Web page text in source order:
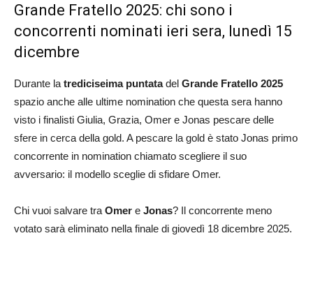
Grande Fratello 2025: chi sono i
concorrenti nominati ieri sera, lunedì 15
dicembre
Durante la trediciseima puntatadel Grande Fratello 2025
spazio anche alle ultime nomination che questa sera hanno
visto i finalisti Giulia, Grazia, Omer e Jonas pescare delle
sfere in cerca della gold. A pescare la gold è stato Jonas primo
concorrente in nomination chiamato scegliere il suo
avversario: il modello sceglie di sfidare Omer.
Chi vuoi salvare tra Omer e Jonas? Il concorrente meno
votato sarà eliminato nella finale di giovedì 18 dicembre 2025.